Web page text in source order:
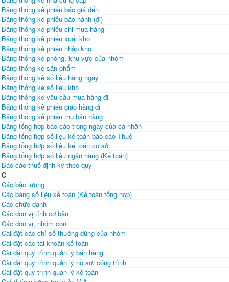
Bảng thống kê phiếu báo giá đến
Bảng thống kê phiếu bảo hành (đi)
Bảng thống kê phiếu chi mua hàng
Bảng thống kê phiếu xuất kho
Bảng thống kê phiếu nhập kho
Bảng thống kê phòng, khu vực của nhóm
Bảng thống kê sản phẩm
Bảng thống kê số liệu hàng ngày
Bảng thống kê số liệu kho
Bảng thống kê yêu cầu mua hàng đi
Bảng thống kê phiếu giao hàng đi
Bảng thống kê phiếu thu bán hàng
Bảng tổng hợp báo cáo trong ngày của cá nhân
Bảng tổng hợp số liệu kế toán báo cáo Thuế
Bảng tổng hợp số liệu kế toán cơ sở
Bảng tổng hợp số liệu ngân hàng (Kế toán)
Báo cáo thuế định kỳ theo quý
C
Các bậc lương
Các bảng số liệu kế toán (Kế toán tổng hợp)
Các chức danh
Các đơn vị tính cơ bản
Các đơn vị, nhóm con
Cài đặt các chỉ số thường dùng của nhóm
Cài đặt các tài khoản kế toán
Cài đặt quy trình quản lý bán hàng
Cài đặt quy trình quản lý hồ sơ, công trình
Cài đặt quy trình quản lý kế toán